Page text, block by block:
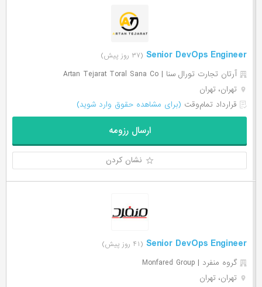
Senior DevOps Engineer (۳۷ روز پیش)
آرتان تجارت تورال سنا | Artan Tejarat Toral Sana Co
تهران، تهران
قرارداد تمام‌وقت (برای مشاهده حقوق وارد شوید)
ارسال رزومه
نشان کردن
Senior DevOps Engineer (۴۱ روز پیش)
گروه منفرد | Monfared Group
تهران، تهران